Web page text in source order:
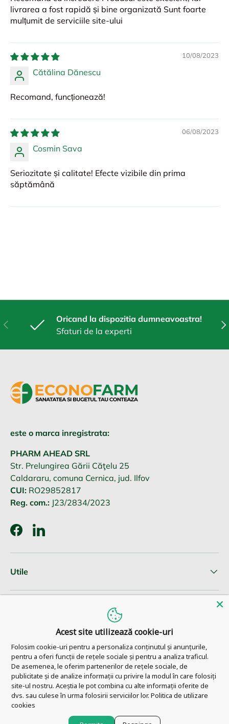
livrarea a fost rapidă și bine organizată Sunt foarte
mulțumit de serviciile site-ului
10/08/2023
Cătălina Dănescu
Recomand, funcționează!
06/08/2023
Cosmin Sava
Seriozitate și calitate! Efecte vizibile din prima
săptămână
Anterior
Oricand la dispozitia dumneavoastra!
Sfaturi de la experti
este o marca inregistrata:
PHARM AHEAD SRL
Str. Prelungirea Gării Căţelu 25
Caldararu, comuna Cernica, jud. Ilfov
CUI: RO29852817
Reg. com.: J23/2834/2023
FacebookLinkedIn
Utile
Newsletter
© 2026Pharm Ahead.
Acest site utilizează cookie-uri
Folosim cookie-uri pentru a personaliza conținutul și anunțurile,
pentru a oferi funcții de rețele sociale și pentru a analiza traficul.
De asemenea, le oferim partenerilor de rețele sociale, de
publicitate și de analize informații cu privire la modul în care folosiți
site-ul nostru. Aceștia le pot combina cu alte informații oferite de
dvs. sau culese în urma folosirii serviciilor lor. Politica de utilizare
cookies